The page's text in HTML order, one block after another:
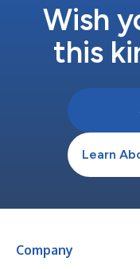
Wish
this
Learn
Company